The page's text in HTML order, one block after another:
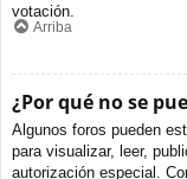
votación.
Arriba
¿Por qué no se
Algunos foros pueden
para visualizar, leer,
autorización especial.